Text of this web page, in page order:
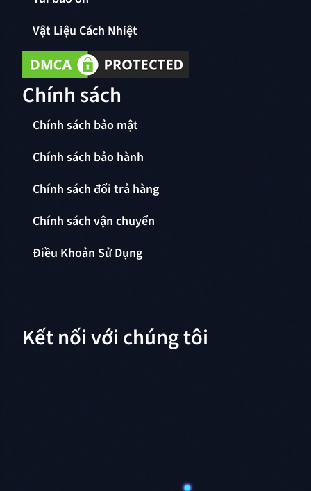
Vật Liệu Cách Nhiệt
Chính sách
Chính sách bảo mật
Chính sách bảo hành
Chính sách đổi trả hàng
Chính sách vận chuyển
Điều Khoản Sử Dụng
Kết nối với chúng tôi